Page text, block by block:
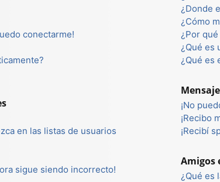
conectarme!
en las listas de usuarios
sigue siendo incorrecto!
¿Donde
¿Cómo
¿Por
¿Qué es
¿Qué es
¡No
¡Recibo
¡Recibí
Amigos
¿Qué es